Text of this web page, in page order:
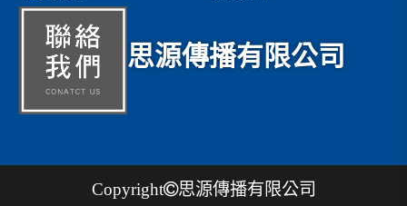
思源傳播有限公司
Copyright 思源傳播有限公司